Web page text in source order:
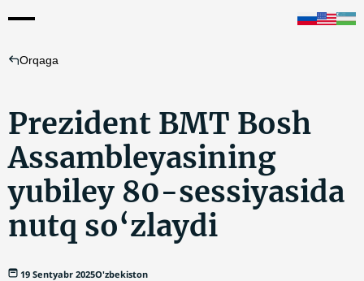
Orqaga
Prezident BMT Bosh
Assambleyasining
yubiley 80-sessiyasida
nutq so‘zlaydi
19 Sentyabr 2025O'zbekiston